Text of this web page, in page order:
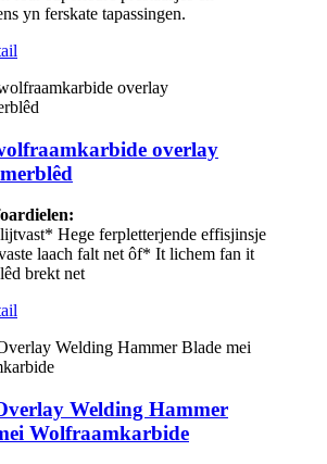
yn ferskate tapassingen.
overlay
* Hege ferpletterjende effisjinsje
laach falt net ôf* It lichem fan it
brekt net
Welding Hammer
Wolfraamkarbide